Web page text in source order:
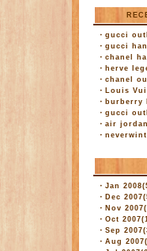
・ gucci
・ gucci
・ chanel
・ herve
・ chanel
・ Louis
・ burberry
・ gucci
・ air
・
・ Jan
・ Dec
・ Nov
・ Oct
・ Sep
・ Aug